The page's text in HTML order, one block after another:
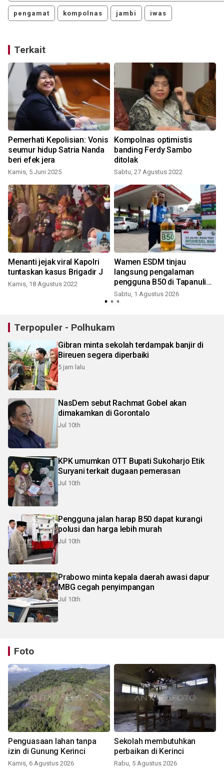
pengamat kompolnas jambi iwas
Terkait
Pemerhati Kepolisian: Vonis
seumur hidup Satria Nanda
beri efek jera
Kamis, 5 Juni 2025
Kompolnas optimistis
banding Ferdy Sambo
ditolak
Sabtu, 27 Agustus 2022
Menanti jejak viral Kapolri
tuntaskan kasus Brigadir J
Kamis, 18 Agustus 2022
Wamen ESDM tinjau
langsung pengalaman
pengguna B50 di Tapanuli
Selatan
Sabtu, 1 Agustus 2026
Terpopuler - Polhukam
Gibran minta sekolah terdampak banjir di
Bireuen segera diperbaiki
5 jam lalu
NasDem sebut Rachmat Gobel akan
dimakamkan di Gorontalo
Jul 10th
KPK umumkan OTT Bupati Sukoharjo Etik
Suryani terkait dugaan pemerasan
Jul 10th
Pengguna jalan harap B50 dapat kurangi
polusi dan harga lebih murah
Jul 10th
Prabowo minta kepala daerah awasi dapur
MBG cegah penyimpangan
Jul 10th
Foto
Penguasaan lahan tanpa
izin di Gunung Kerinci
Kamis, 6 Agustus 2026
Sekolah membutuhkan
perbaikan di Kerinci
Rabu, 5 Agustus 2026